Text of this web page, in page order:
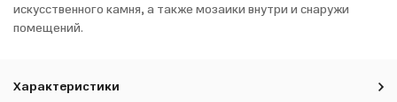
искусственного камня, а также мозаики внутри и снаружи
помещений.
Характеристики